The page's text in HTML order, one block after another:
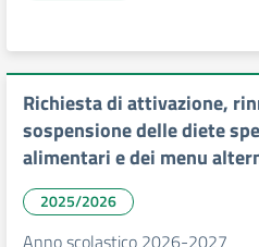
Richiesta di attivazione,
sospensione delle diete
alimentari e dei menu
2025/2026
Anno scolastico 2026-2027